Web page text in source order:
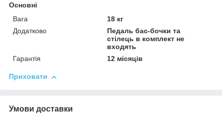
Основні
Вага
18 кг
Додатково
Педаль бас-бочки та
стілець в комплект не
входять
Гарантія
12 місяців
Приховати
Умови доставки